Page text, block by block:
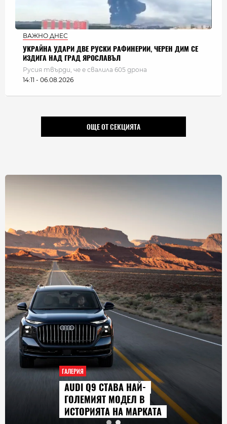
ВАЖНО ДНЕС
УКРАЙНА УДАРИ ДВЕ РУСКИ РАФИНЕРИИ, ЧЕРЕН ДИМ СЕ
ИЗДИГА НАД ГРАД ЯРОСЛАВЪЛ
Русия твърди, че е свалила 605 дрона
14:11 - 06.08.2026
ОЩЕ ОТ СЕКЦИЯТА
ГАЛЕРИЯ
AUDI Q9 СТАВА НАЙ-
ГОЛЕМИЯТ МОДЕЛ В
ИСТОРИЯТА НА МАРКАТА